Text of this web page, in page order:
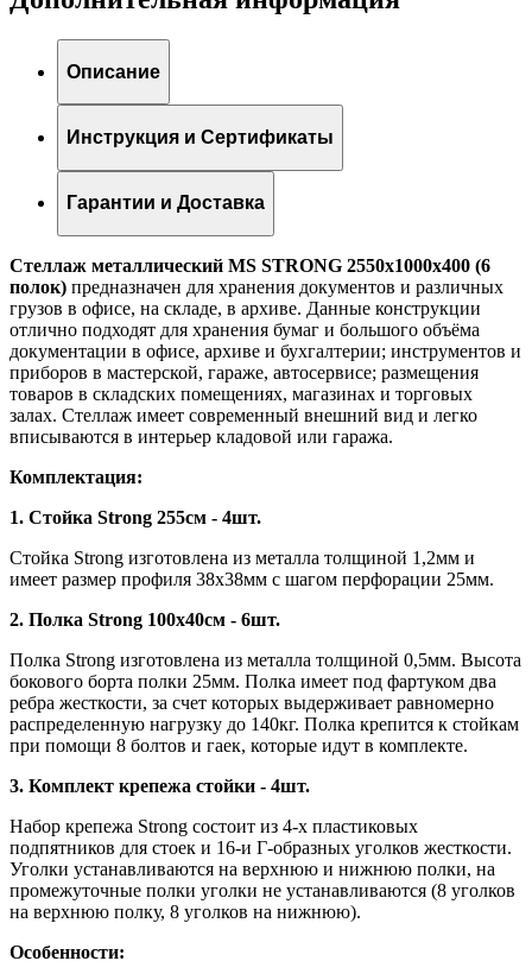
Описание
Инструкция и Сертификаты
Гарантии и Доставка
Стеллаж металлический MS STRONG 2550x1000x400 (6
полок) предназначен для хранения документов и различных
грузов в офисе, на складе, в архиве. Данные конструкции
отлично подходят для хранения бумаг и большого объёма
документации в офисе, архиве и бухгалтерии; инструментов и
приборов в мастерской, гараже, автосервисе; размещения
товаров в складских помещениях, магазинах и торговых
залах. Стеллаж имеет современный внешний вид и легко
вписываются в интерьер кладовой или гаража.
Комплектация:
1. Стойка Strong 255см - 4шт.
Стойка Strong изготовлена из металла толщиной 1,2мм и
имеет размер профиля 38х38мм с шагом перфорации 25мм.
2. Полка Strong 100х40см - 6шт.
Полка Strong изготовлена из металла толщиной 0,5мм. Высота
бокового борта полки 25мм. Полка имеет под фартуком два
ребра жесткости, за счет которых выдерживает равномерно
распределенную нагрузку до 140кг. Полка крепится к стойкам
при помощи 8 болтов и гаек, которые идут в комплекте.
3. Комплект крепежа стойки - 4шт.
Набор крепежа Strong состоит из 4-х пластиковых
подпятников для стоек и 16-и Г-образных уголков жесткости.
Уголки устанавливаются на верхнюю и нижнюю полки, на
промежуточные полки уголки не устанавливаются (8 уголков
на верхнюю полку, 8 уголков на нижнюю).
Особенности: